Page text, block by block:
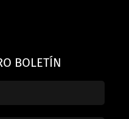
BOLETÍN